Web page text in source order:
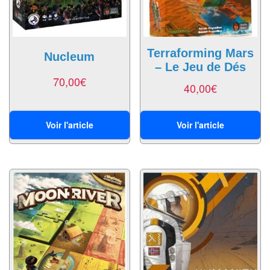
Pour
2
Gestion
Game
/
Enquête
Jeux
évolutifs
Nucleum
70,00€
Voir l'article
Terraforming Mars
– Le Jeu de Dés
40,00€
Voir l'article